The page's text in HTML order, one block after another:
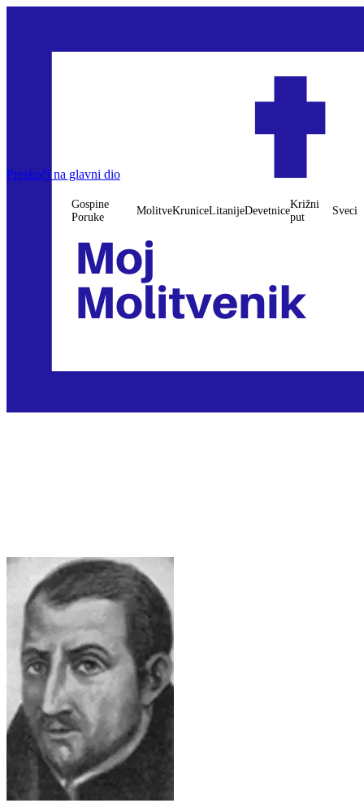
Preskoči na glavni dio
Gospine
Poruke
MolitveKruniceLitanijeDevetnice
Križni
put
Sveci